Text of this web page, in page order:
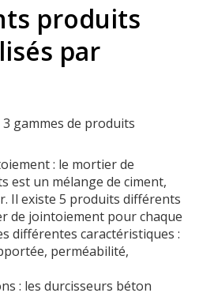
produits
par
gammes de produits
: le mortier de
est un mélange de ciment,
Il existe 5 produits différents
de jointoiement pour chaque
différentes caractéristiques :
perméabilité,
: les durcisseurs béton